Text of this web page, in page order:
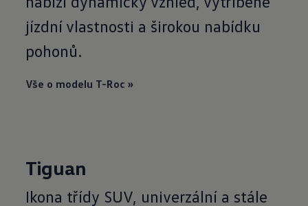
jízdní vlastnosti a širokou nabídku
pohonů.
Vše o modelu T-Roc »
Tiguan
Ikona třídy SUV, univerzální a stále